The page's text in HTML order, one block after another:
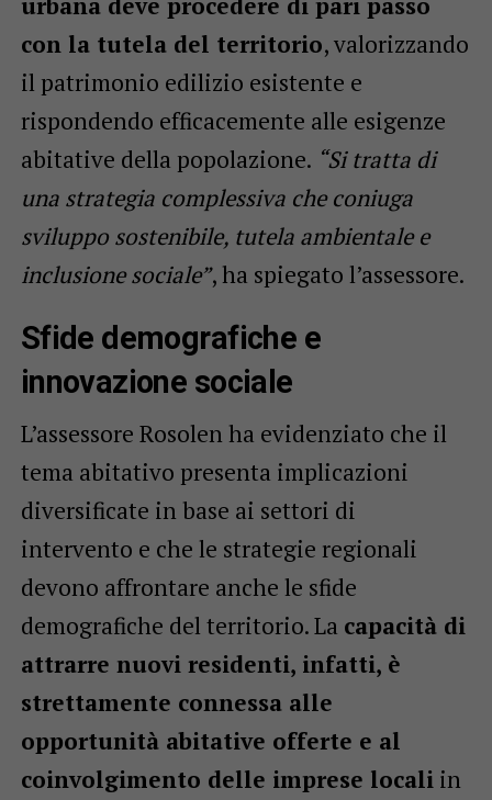
con la tutela del territorio, valorizzando
il patrimonio edilizio esistente e
rispondendo efficacemente alle esigenze
abitative della popolazione. “Si tratta di
una strategia complessiva che coniuga
sviluppo sostenibile, tutela ambientale e
inclusione sociale”, ha spiegato l’assessore.
Sfide demografiche e
innovazione sociale
L’assessore Rosolen ha evidenziato che il
tema abitativo presenta implicazioni
diversificate in base ai settori di
intervento e che le strategie regionali
devono affrontare anche le sfide
demografiche del territorio. La capacità di
attrarre nuovi residenti, infatti, è
strettamente connessa alle
opportunità abitative offerte e al
coinvolgimento delle imprese localiin